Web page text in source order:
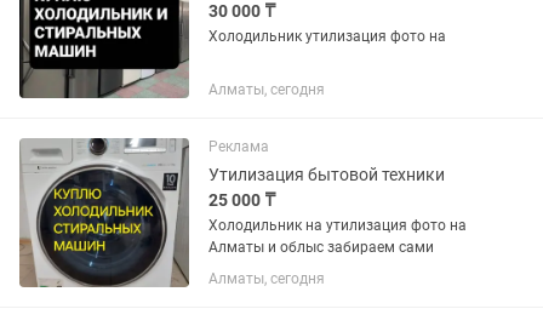
30 000 ₸
Холодильник утилизация фото на
Алматы, сегодня
Реклама
Утилизация бытовой техники
25 000 ₸
Холодильник на утилизация фото на
Алматы и облыс забираем сами
Алматы, сегодня